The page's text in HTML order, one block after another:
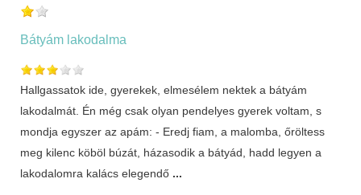
Bátyám lakodalma
Hallgassatok ide, gyerekek, elmesélem nektek a bátyám
lakodalmát. Én még csak olyan pendelyes gyerek voltam, s
mondja egyszer az apám: - Eredj fiam, a malomba, őröltess
meg kilenc köböl búzát, házasodik a bátyád, hadd legyen a
lakodalomra kalács elegendő ...